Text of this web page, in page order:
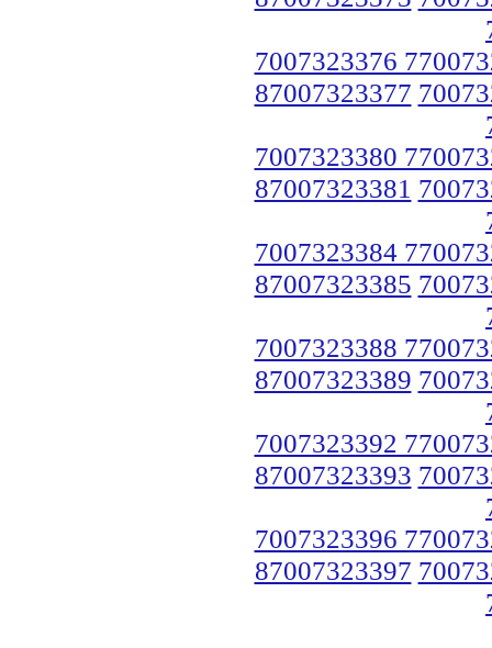
7007323376
87007323377
7007323380
87007323381
7007323384
87007323385
7007323388
87007323389
7007323392
87007323393
7007323396
87007323397